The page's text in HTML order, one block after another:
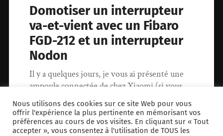
Domotiser un interrupteur
va-et-vient avec un Fibaro
FGD-212 et un interrupteur
Nodon
Il y a quelques jours, je vous ai présenté une
ampoule connectée de chez Xiaomi (si vous
l’avez raté, vous…
12 février 2019 0
Nous utilisons des cookies sur ce site Web pour vous
offrir l'expérience la plus pertinente en mémorisant vos
préférences au cours de vos visites. En cliquant sur « Tout
accepter », vous consentez à l'utilisation de TOUS les